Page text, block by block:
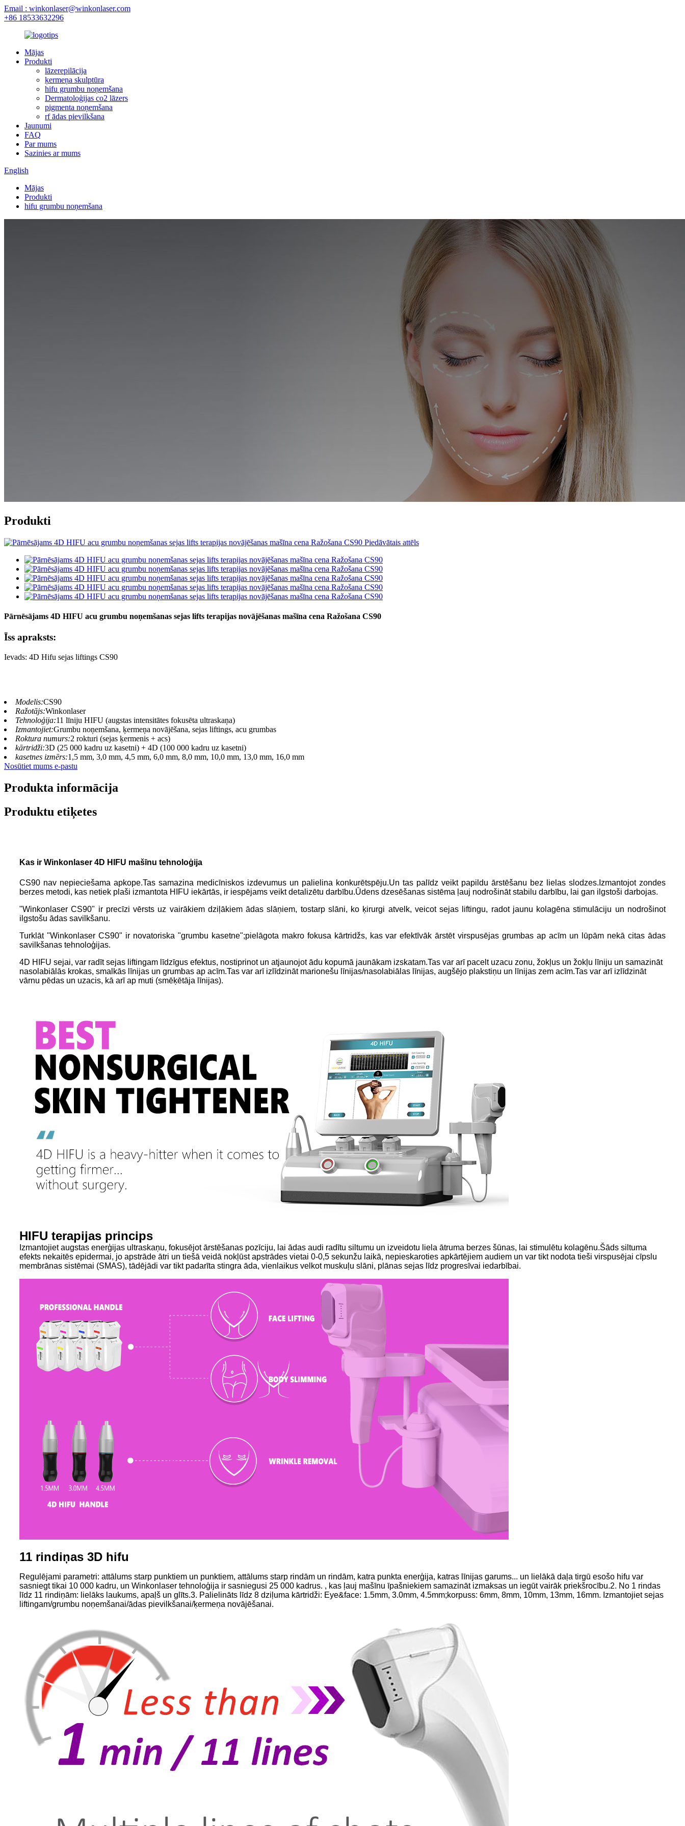
Email : winkonlaser@winkonlaser.com
+86 18533632296
Mājas
Produkti
lāzerepilācija
ķermeņa skulptūra
hifu grumbu noņemšana
Dermatoloģijas co2 lāzers
pigmenta noņemšana
rf ādas pievilkšana
Jaunumi
FAQ
Par mums
Sazinies ar mums
English
Mājas
Produkti
hifu grumbu noņemšana
Produkti
Pārnēsājams 4D HIFU acu grumbu noņemšanas sejas lifts terapijas novājēšanas mašīna cena Ražošana CS90
Īss apraksts:
Ievads: 4D Hifu sejas liftings CS90
Modelis:CS90
Ražotājs:Winkonlaser
Tehnoloģija:11 līniju HIFU (augstas intensitātes fokusēta ultraskaņa)
Izmantojiet:Grumbu noņemšana, ķermeņa novājēšana, sejas liftings, acu grumbas
Roktura numurs:2 rokturi (sejas ķermenis + acs)
kārtridži:3D (25 000 kadru uz kasetni) + 4D (100 000 kadru uz kasetni)
kasetnes izmērs:1,5 mm, 3,0 mm, 4,5 mm, 6,0 mm, 8,0 mm, 10,0 mm, 13,0 mm, 16,0 mm
Nosūtiet mums e-pastu
Produkta informācija
Produktu etiķetes
Kas ir Winkonlaser 4D HIFU mašīnu tehnoloģija
CS90 nav nepieciešama apkope.Tas samazina medicīniskos izdevumus un palielina konkurētspēju.Un tas palīdz veikt papildu ārstēšanu bez lielas slodzes.Izmantojot zondes
berzes metodi, kas netiek plaši izmantota HIFU iekārtās, ir iespējams veikt detalizētu darbību.Ūdens dzesēšanas sistēma ļauj nodrošināt stabilu darbību, lai gan ilgstoši darbojas.
"Winkonlaser CS90" ir precīzi vērsts uz vairākiem dziļākiem ādas slāņiem, tostarp slāni, ko ķirurgi atvelk, veicot sejas liftingu, radot jaunu kolagēna stimulāciju un nodrošinot
ilgstošu ādas savilkšanu.
Turklāt "Winkonlaser CS90" ir novatoriska "grumbu kasetne";pielāgota makro fokusa kārtridžs, kas var efektīvāk ārstēt virspusējas grumbas ap acīm un lūpām nekā citas ādas
savilkšanas tehnoloģijas.
4D HIFU sejai, var radīt sejas liftingam līdzīgus efektus, nostiprinot un atjaunojot ādu kopumā jaunākam izskatam.Tas var arī pacelt uzacu zonu, žokļus un žokļu līniju un samazināt
nasolabiālās krokas, smalkās līnijas un grumbas ap acīm.Tas var arī izlīdzināt marionešu līnijas/nasolabiālas līnijas, augšējo plakstiņu un līnijas zem acīm.Tas var arī izlīdzināt
vārnu pēdas un uzacis, kā arī ap muti (smēķētāja līnijas).
HIFU terapijas princips
Izmantojiet augstas enerģijas ultraskaņu, fokusējot ārstēšanas pozīciju, lai ādas audi radītu siltumu un izveidotu liela ātruma berzes šūnas, lai stimulētu kolagēnu.Šāds siltuma
efekts nekaitēs epidermai, jo apstrāde ātri un tiešā veidā nokļūst apstrādes vietai 0-0,5 sekunžu laikā, nepieskaroties apkārtējiem audiem un var tikt nodota tieši virspusējai cīpslu
membrānas sistēmai (SMAS), tādējādi var tikt padarīta stingra āda, vienlaikus velkot muskuļu slāni, plānas sejas līdz progresīvai iedarbībai.
11 rindiņas 3D hifu
Regulējami parametri: attālums starp punktiem un punktiem, attālums starp rindām un rindām, katra punkta enerģija, katras līnijas garums... un lielākā daļa tirgū esošo hifu var
sasniegt tikai 10 000 kadru, un Winkonlaser tehnoloģija ir sasniegusi 25 000 kadrus. , kas ļauj mašīnu īpašniekiem samazināt izmaksas un iegūt vairāk priekšrocību.2. No 1 rindas
līdz 11 rindiņām: lielāks laukums, apaļš un glīts.3. Palielināts līdz 8 dziļuma kārtridži: Eye&face: 1.5mm, 3.0mm, 4.5mm;korpuss: 6mm, 8mm, 10mm, 13mm, 16mm. Izmantojiet sejas
liftingam/grumbu noņemšanai/ādas pievilkšanai/ķermeņa novājēšanai.